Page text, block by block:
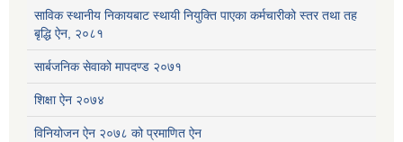
साविक स्थानीय निकायबाट स्थायी नियुक्ति पाएका कर्मचारीको स्तर तथा तह
बृद्धि ऐन, २०८१
सार्बजनिक सेवाको मापदण्ड २०७१
शिक्षा ऐन २०७४
विनियोजन ऐन २०७८ को प्रमाणित ऐन